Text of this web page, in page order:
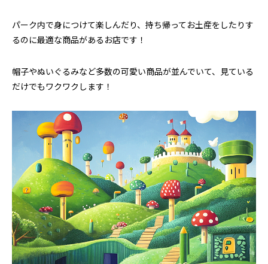
パーク内で身につけて楽しんだり、持ち帰ってお土産をしたりす
るのに最適な商品があるお店です！
帽子やぬいぐるみなど多数の可愛い商品が並んでいて、見ている
だけでもワクワクします！